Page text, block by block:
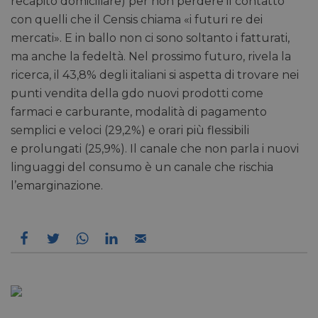
con quelli che il Censis chiama «i futuri re dei
mercati». E in ballo non ci sono soltanto i fatturati,
ma anche la fedeltà. Nel prossimo futuro, rivela la
ricerca, il 43,8% degli italiani si aspetta di trovare nei
punti vendita della gdo nuovi prodotti come
farmaci e carburante, modalità di pagamento
semplici e veloci (29,2%) e orari più flessibili
e prolungati (25,9%). Il canale che non parla i nuovi
linguaggi del consumo è un canale che rischia
l’emarginazione.
Non classificati
Necessari Marketing Non classificati
I cookie necessari contribuiscono a rendere fruibile il
navigazione sulle pagine e l'accesso alle aree
NOME